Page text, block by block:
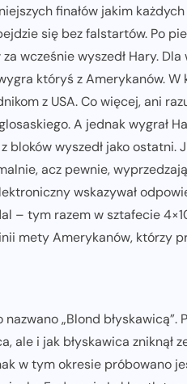
finałów jakim
się bez falstartów. Po
wcześnie wyszedł Hary.
któryś z Amerykanów.
z USA. Co więcej, ani
A jednak wygrał
wyszedł jako ostatni.
acz pewnie,
wskazywał
– tym razem w sztafecie
mety Amerykanów, którzy
„Blond
ale i jak błyskawica zniknął
w tym okresie próbowano